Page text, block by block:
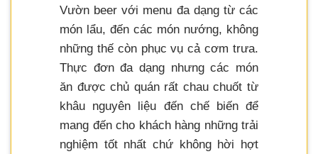
Vườn beer với menu đa dạng từ các
món lẩu, đến các món nướng, không
những thế còn phục vụ cả cơm trưa.
Thực đơn đa dạng nhưng các món
ăn được chủ quán rất chau chuốt từ
khâu nguyên liệu đến chế biến để
mang đến cho khách hàng những trải
nghiệm tốt nhất chứ không hời hợt